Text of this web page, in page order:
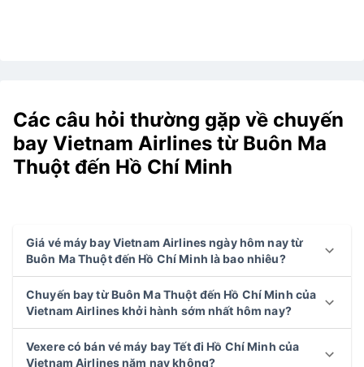
Các câu hỏi thường gặp về chuyến
bay Vietnam Airlines từ Buôn Ma
Thuột đến Hồ Chí Minh
Giá vé máy bay Vietnam Airlines ngày hôm nay từ
Buôn Ma Thuột đến Hồ Chí Minh là bao nhiêu?
Chuyến bay từ Buôn Ma Thuột đến Hồ Chí Minh của
Vietnam Airlines khởi hành sớm nhất hôm nay?
Vexere có bán vé máy bay Tết đi Hồ Chí Minh của
Vietnam Airlines năm nay không?